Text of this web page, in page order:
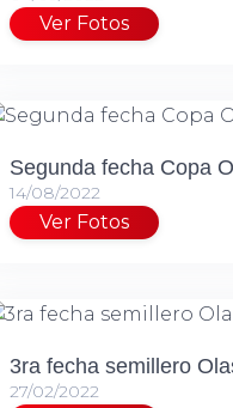
Ver Fotos
Segunda fecha Copa
14/08/2022
Ver Fotos
3ra fecha semillero
27/02/2022